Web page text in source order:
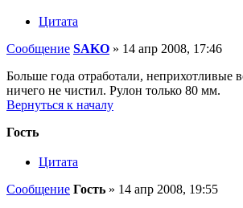
Цитата
Сообщение SAKO » 14 апр 2008, 17:46
Больше года отработали, неприхотливые
ничего не чистил. Рулон только 80 мм.
Вернуться к началу
Гость
Цитата
Сообщение Гость » 14 апр 2008, 19:55